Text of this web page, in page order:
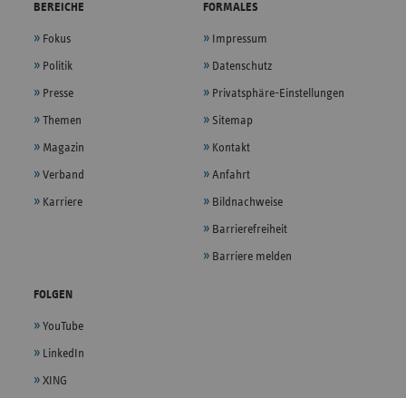
BEREICHE
Fokus
Politik
Presse
Themen
Magazin
Verband
Karriere
FORMALES
Impressum
Datenschutz
Privatsphäre-Einstellungen
Sitemap
Kontakt
Anfahrt
Bildnachweise
Barrierefreiheit
Barriere melden
FOLGEN
YouTube
LinkedIn
XING